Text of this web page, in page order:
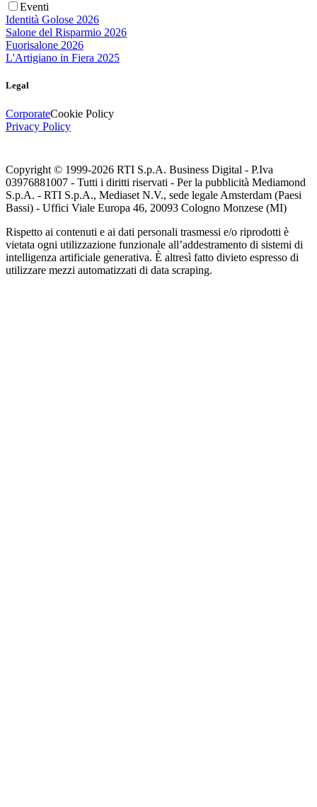
Eventi
Identità Golose 2026
Salone del Risparmio 2026
Fuorisalone 2026
L'Artigiano in Fiera 2025
Legal
CorporateCookie Policy
Privacy Policy
Copyright © 1999-2026 RTI S.p.A. Business Digital - P.Iva
03976881007 - Tutti i diritti riservati - Per la pubblicità Mediamond
S.p.A. - RTI S.p.A., Mediaset N.V., sede legale Amsterdam (Paesi
Bassi) - Uffici Viale Europa 46, 20093 Cologno Monzese (MI)
Rispetto ai contenuti e ai dati personali trasmessi e/o riprodotti è
vietata ogni utilizzazione funzionale all’addestramento di sistemi di
intelligenza artificiale generativa. È altresì fatto divieto espresso di
utilizzare mezzi automatizzati di data scraping.